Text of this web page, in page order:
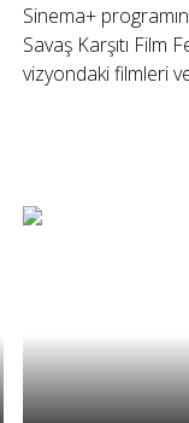
Sinema+
Savaş Karşıtı Film
vizyondaki filmleri